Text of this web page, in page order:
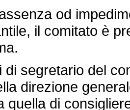
od
il comitato è
segretario del
direzione
quella di